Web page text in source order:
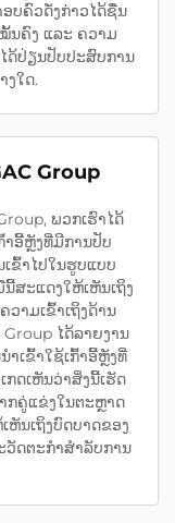
ບຄົວດັ່ງກ່າວໄດ້ຊື່ນ
ນຄົງ ແລະ ຄວາມ
ດ້ປ່ຽນປັບປະສົບການ
ງໃດ.
Group
ພວກເຮົາໄດ້
າອີ້ຫຼັງທີ່ມີການປັບ
ຂົ້າໄປໃນຮູບແບບ
ສະແດງໃຫ້ເຫັນເຖິງ
າມເຂົ້າເຖິງດ້ານ
ໄດ້ລາຍງານ
ເຂົ້າໃຊ້ເກົ້າອີ້ຫຼັງທີ່
ດເຫັນວ່າສິ່ງນີ້ເຮັດ
ກຄູ່ແຂ່ງໃນຕະຫຼາດ
ຫັນເຖິງບົດບາດຂອງ
ວັດຕະກຳສຳລັບການ